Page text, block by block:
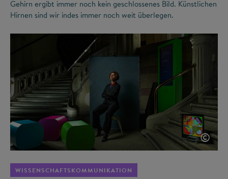
Gehirn ergibt immer noch kein geschlossenes Bild. Künstlichen
Hirnen sind wir indes immer noch weit überlegen.
©
WISSENSCHAFTSKOMMUNIKATION